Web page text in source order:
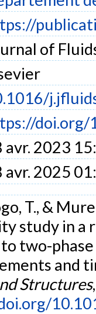
of
doi.org/
avr. 2023
avr. 2025
T., &
study in a
two-
and
Structures